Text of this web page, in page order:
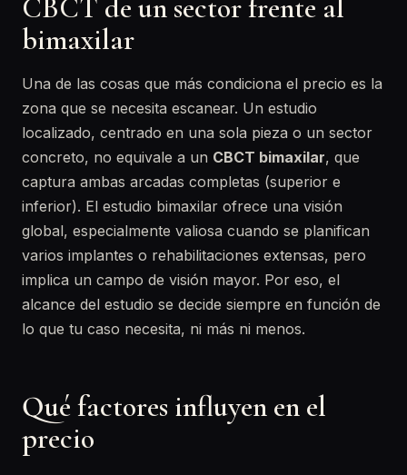
CBCT de un sector frente al
bimaxilar
Una de las cosas que más condiciona el precio es la
zona que se necesita escanear. Un estudio
localizado, centrado en una sola pieza o un sector
concreto, no equivale a un CBCT bimaxilar, que
captura ambas arcadas completas (superior e
inferior). El estudio bimaxilar ofrece una visión
global, especialmente valiosa cuando se planifican
varios implantes o rehabilitaciones extensas, pero
implica un campo de visión mayor. Por eso, el
alcance del estudio se decide siempre en función de
lo que tu caso necesita, ni más ni menos.
Qué factores influyen en el
precio